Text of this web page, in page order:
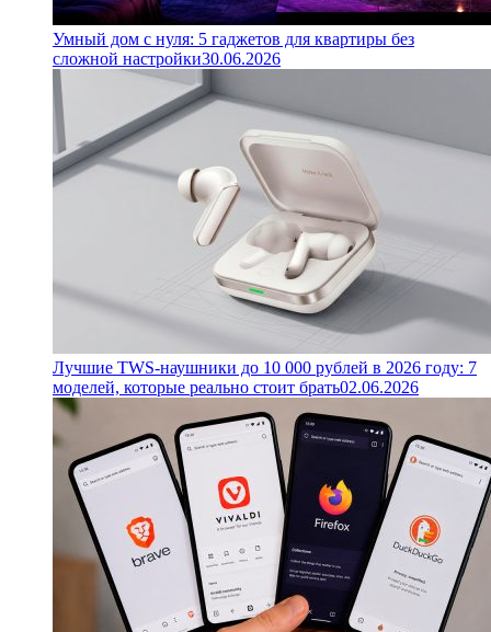
Умный дом с нуля: 5 гаджетов для квартиры без
сложной настройки30.06.2026
Лучшие TWS-наушники до 10 000 рублей в 2026 году: 7
моделей, которые реально стоит брать02.06.2026